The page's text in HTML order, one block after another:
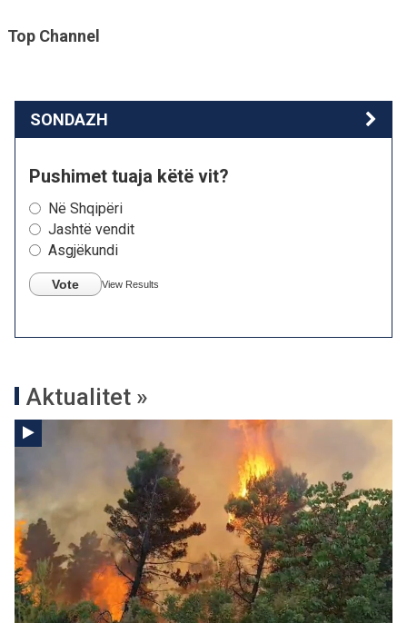
Top Channel
SONDAZH
Pushimet tuaja këtë vit?
Në Shqipëri
Jashtë vendit
Asgjëkundi
Vote View Results
Aktualitet »